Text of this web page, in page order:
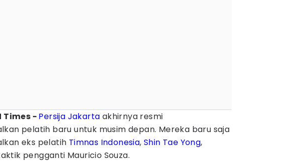
Times - Persija Jakarta akhirnya resmi
pelatih baru untuk musim depan. Mereka baru saja
eks pelatih Timnas Indonesia,Shin Tae Yong,
pengganti Mauricio Souza.